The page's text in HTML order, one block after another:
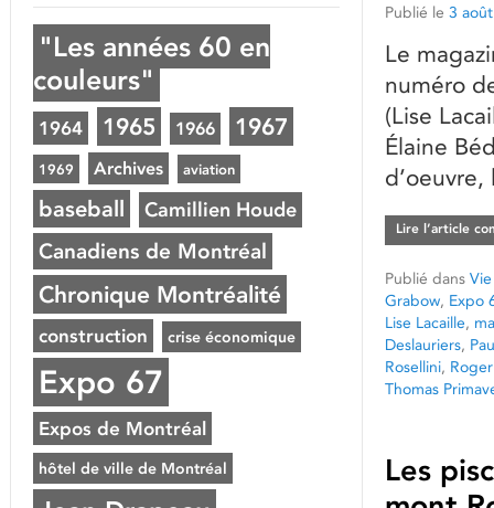
Publié le 3
Le
numéro
(Lise
Élaine
Lire l’article
Publié dans
Grabow, Expo
Lise Lacaille,
Deslauriers,
Rosellini,
Thomas
Les
"Les années 60 en
couleurs"
1964 1965 1966 1967
1969 Archives aviation
baseball Camillien Houde
Canadiens de Montréal
Chronique Montréalité
construction crise économique
Expo 67
Expos de Montréal
hôtel de ville de Montréal